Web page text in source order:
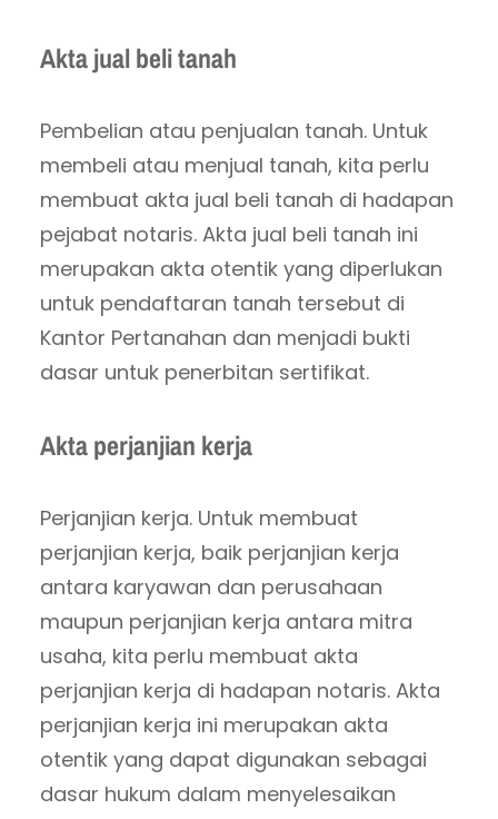
Akta jual beli tanah
Pembelian atau penjualan tanah. Untuk
membeli atau menjual tanah, kita perlu
membuat akta jual beli tanah di hadapan
pejabat notaris. Akta jual beli tanah ini
merupakan akta otentik yang diperlukan
untuk pendaftaran tanah tersebut di
Kantor Pertanahan dan menjadi bukti
dasar untuk penerbitan sertifikat.
Akta perjanjian kerja
Perjanjian kerja. Untuk membuat
perjanjian kerja, baik perjanjian kerja
antara karyawan dan perusahaan
maupun perjanjian kerja antara mitra
usaha, kita perlu membuat akta
perjanjian kerja di hadapan notaris. Akta
perjanjian kerja ini merupakan akta
otentik yang dapat digunakan sebagai
dasar hukum dalam menyelesaikan